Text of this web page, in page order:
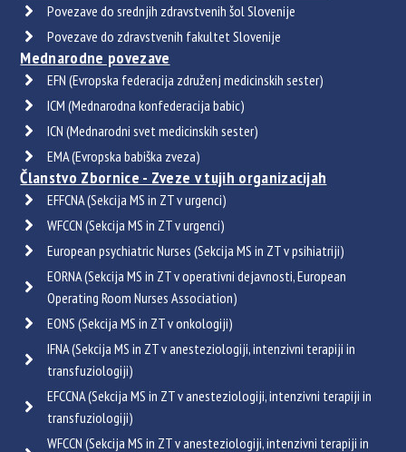
Povezave do srednjih zdravstvenih šol Slovenije
Povezave do zdravstvenih fakultet Slovenije
Mednarodne povezave
EFN (Evropska federacija združenj medicinskih sester)
ICM (Mednarodna konfederacija babic)
ICN (Mednarodni svet medicinskih sester)
EMA (Evropska babiška zveza)
Članstvo Zbornice - Zveze v tujih organizacijah
EFFCNA (Sekcija MS in ZT v urgenci)
WFCCN (Sekcija MS in ZT v urgenci)
European psychiatric Nurses (Sekcija MS in ZT v psihiatriji)
EORNA (Sekcija MS in ZT v operativni dejavnosti, European
Operating Room Nurses Association)
EONS (Sekcija MS in ZT v onkologiji)
IFNA (Sekcija MS in ZT v anesteziologiji, intenzivni terapiji in
transfuziologiji)
EFCCNA (Sekcija MS in ZT v anesteziologiji, intenzivni terapiji in
transfuziologiji)
WFCCN (Sekcija MS in ZT v anesteziologiji, intenzivni terapiji in